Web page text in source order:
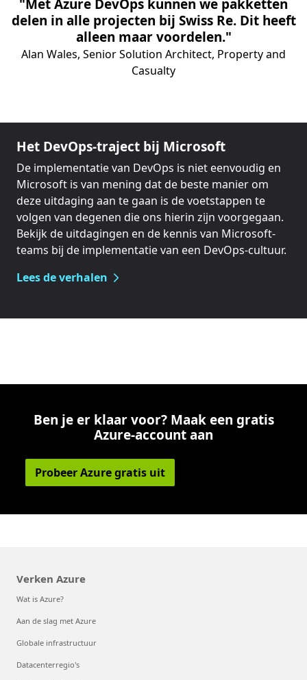
"Met Azure DevOps kunnen we pakketten
delen in alle projecten bij Swiss Re. Dit heeft
alleen maar voordelen."
Alan Wales, Senior Solution Architect, Property and
Casualty
Het DevOps-traject bij Microsoft
De implementatie van DevOps is niet eenvoudig en
Microsoft is van mening dat de beste manier om
deze uitdaging aan te gaan is de voetstappen te
volgen van degenen die ons hierin zijn voorgegaan.
Bekijk de uitdagingen en de kennis van Microsoft-
teams bij de implementatie van een DevOps-cultuur.
Lees de verhalen
Ben je er klaar voor? Maak een gratis
Azure-account aan
Probeer Azure gratis uit
Verken Azure
Wat is Azure?
Aan de slag met Azure
Globale infrastructuur
Datacenterregio's